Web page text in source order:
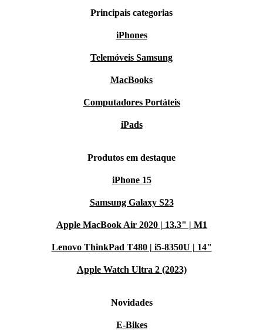
Principais categorias
iPhones
Telemóveis Samsung
MacBooks
Computadores Portáteis
iPads
Produtos em destaque
iPhone 15
Samsung Galaxy S23
Apple MacBook Air 2020 | 13.3" | M1
Lenovo ThinkPad T480 | i5-8350U | 14"
Apple Watch Ultra 2 (2023)
Novidades
E-Bikes